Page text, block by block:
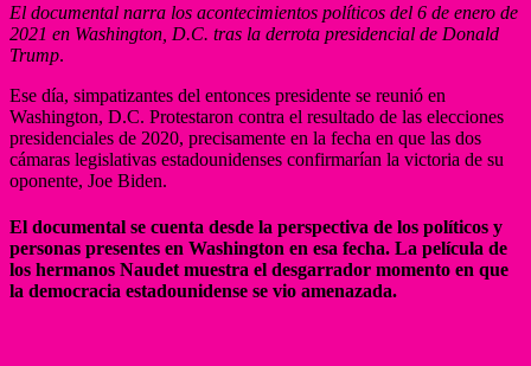
El documental narra los acontecimientos políticos del 6 de enero de
2021 en Washington, D.C. tras la derrota presidencial de Donald
Trump.
Ese día, simpatizantes del entonces presidente se reunió en
Washington, D.C. Protestaron contra el resultado de las elecciones
presidenciales de 2020, precisamente en la fecha en que las dos
cámaras legislativas estadounidenses confirmarían la victoria de su
oponente, Joe Biden.
El documental se cuenta desde la perspectiva de los políticos y
personas presentes en Washington en esa fecha. La película de
los hermanos Naudet muestra el desgarrador momento en que
la democracia estadounidense se vio amenazada.